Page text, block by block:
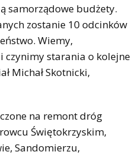
samorządowe budżety.
zostanie 10 odcinków
Wiemy,
czynimy starania o kolejne
Michał Skotnicki,
na remont dróg
Świętokrzyskim,
Sandomierzu,